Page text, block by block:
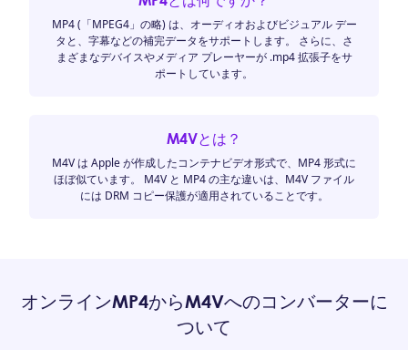
MP4 (「MPEG4」の略) は、オーディオおよびビジュアル デー
タと、字幕などの補完データをサポートします。 さらに、さ
まざまなデバイスやメディア プレーヤーが .mp4 拡張子をサ
ポートしています。
M4Vとは？
M4V は Apple が作成したコンテナビデオ形式で、MP4 形式に
ほぼ似ています。 M4V と MP4 の主な違いは、M4V ファイル
には DRM コピー保護が適用されていることです。
オンラインMP4からM4Vへのコンバーターに
ついて